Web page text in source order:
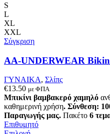
S
L
XL
XXL
Σύγκριση
AA-UNDERWEAR
ΓΥΝΑΙΚΑ, Σλίπς
€13.50 με ΦΠΑ
Μπικίνι βαμβακερό χαμηλό
καθημερινή χρήση. Σύνθεση:
Παραγωγής μας. Πακέτο 6
Επιθυμητό